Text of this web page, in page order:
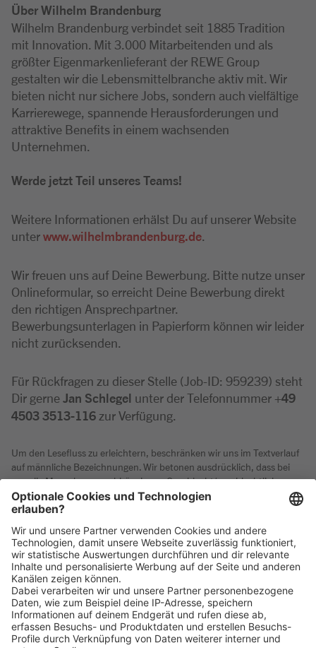
Über Wilhelm Brandenburg
Wilhelm Brandenburg verbindet seit 1885 Tradition
mit Innovation. Mit 3.000 Mitarbeitenden und als
größter Eigenmarkenlieferant der REWE Group
gestalten wir die Lebensmittelbranche aktiv mit. Wir
bieten nicht nur sichere Jobs, sondern auch vielfältige
Karrierewege, spannende Herausforderungen und
attraktive Benefits in einem wachsenden
Unternehmen.
Werde jetzt Teil unseres Teams!
Weitere Informationen erhälst Du auf unserer Website
unterwww.wilhelmbrandenburg.de
Wir freuen uns auf Deine Bewerbung. Bitte nutze unser
Onlineformular, so erreicht Deine Bewerbung direkt
den richtigen Ansprechpartner.
Bewerbungsunterlagen in Papierform können wir leider
nicht zurücksenden.
Für Rückfragen zu dieser Stelle (Job-ID: 959239) steht
Dir gerneJan Schlegel unter der Telefonnummer +49
4503 3513-116 zur Verfügung.
Um den Lesefluss zu erleichtern, beschränken wir uns im Textverlauf
auf männliche Bezeichnungen. Wir betonen ausdrücklich, dass bei
uns alle Menschen - unabhängig von Geschlecht/geschlechtlicher
Identität, ethnischer Herkunft und Nationalität, sozialer Herkunft,
Religion/Weltanschauung, körperlicher und geistiger Fähigkeiten,
Merkmale - gleichermaßen willkommen sind.